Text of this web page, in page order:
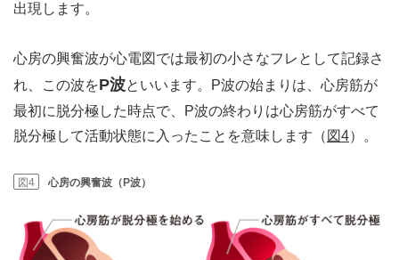
出現します。
心房の興奮波が心電図では最初の小さなフレとして記録さ
れ、この波をP波といいます。P波の始まりは、心房筋が
最初に脱分極した時点で、P波の終わりは心房筋がすべて
脱分極して活動状態に入ったことを意味します（ 図4）。
図4 心房の興奮波（P波）